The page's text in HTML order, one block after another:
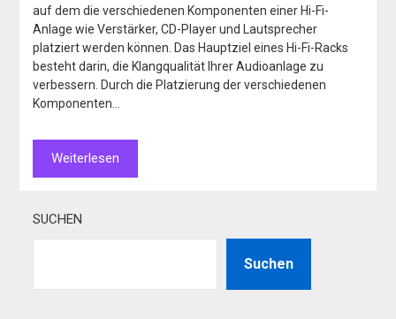
auf dem die verschiedenen Komponenten einer Hi-Fi-
Anlage wie Verstärker, CD-Player und Lautsprecher
platziert werden können. Das Hauptziel eines Hi-Fi-Racks
besteht darin, die Klangqualität Ihrer Audioanlage zu
verbessern. Durch die Platzierung der verschiedenen
Komponenten…
Weiterlesen
SUCHEN
Suchen